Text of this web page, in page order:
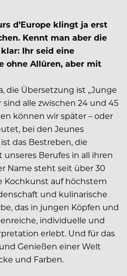
d’Europe klingt ja erst
Kennt man aber die
Ihr seid eine
ohne Allüren, aber mit
die Übersetzung ist „Junge
alle zwischen 24 und 45
können wir später – oder
bei den Jeunes
das Bestreben, die
Berufes in all ihren
Name steht seit über 30
Kochkunst auf höchstem
und kulinarische
das in jungen Köpfen und
individuelle und
erlebt. Und für das
Genießen einer Welt
und Farben.